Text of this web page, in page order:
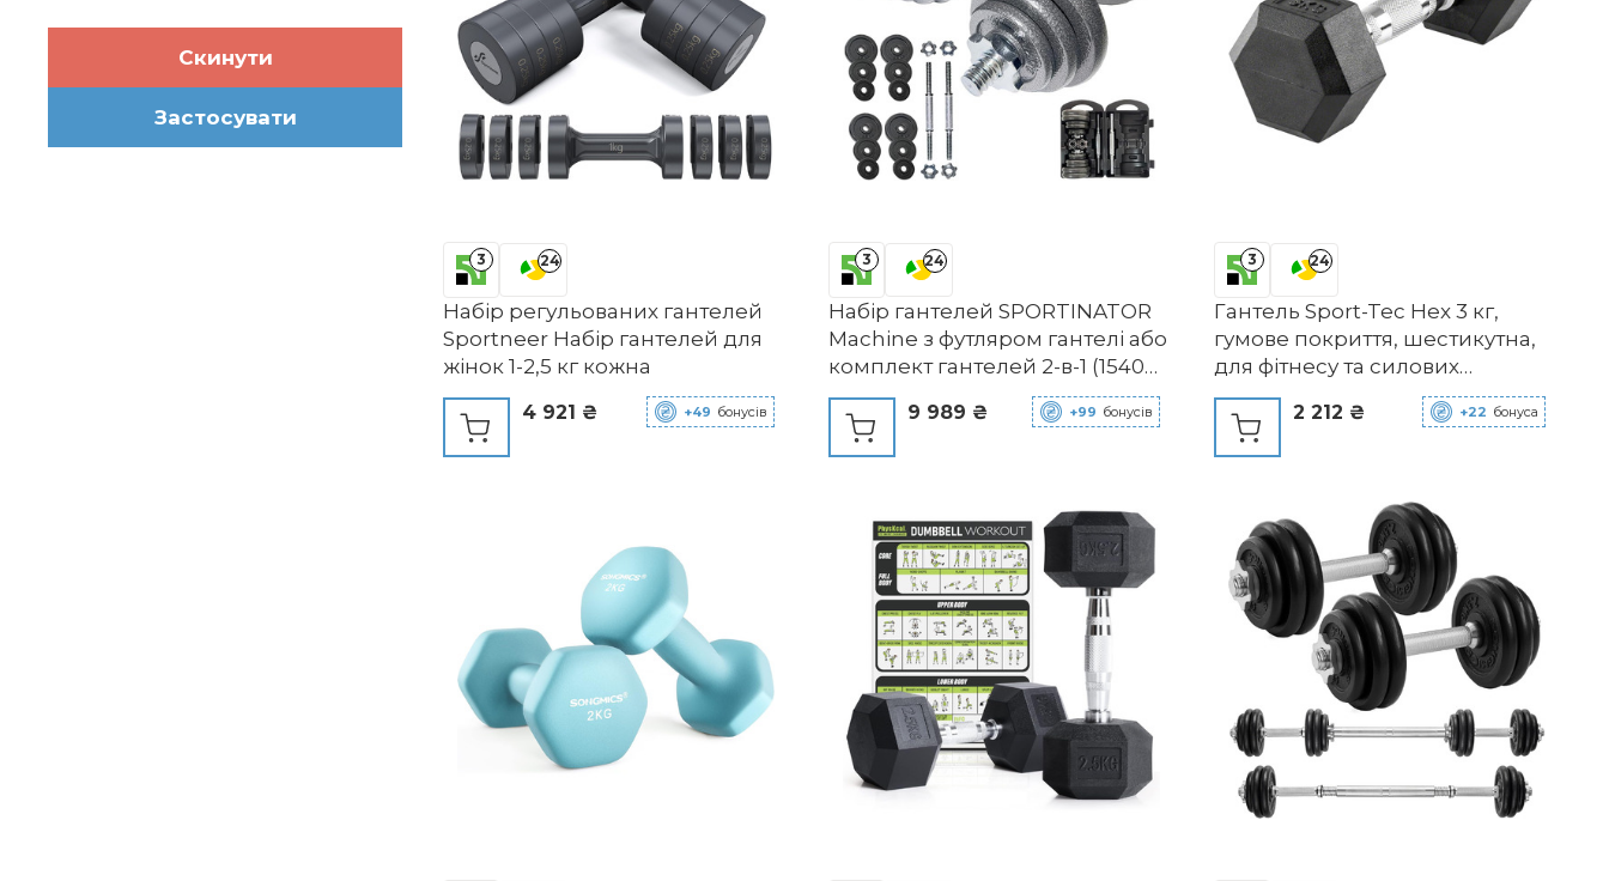
Скинути
Застосувати
3 24
Набір регульованих гантелей
Sportneer Набір гантелей для
жінок 1-2,5 кг кожна
4 921 ₴ +49 бонусів
3 24
Набір гантелей SPORTINATOR
Machine з футляром гантелі або
комплект гантелей 2-в-1 (1540
кг) чавун та сталь для
ефективного тренування
всього тіла вдома або в дорозі
9 989 ₴ +99 бонусів
3 24
Гантель Sport-Tec Hex 3 кг,
гумове покриття, шестикутна,
для фітнесу та силових
тренувань
2 212 ₴ +22 бонуса